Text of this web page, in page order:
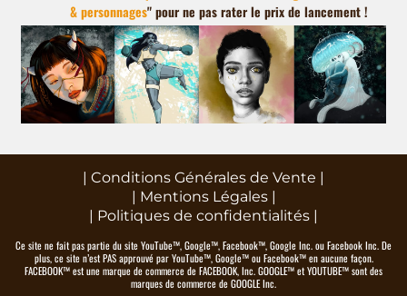
& personnages" pour ne pas rater le prix de lancement !
| Conditions Générales de Vente |
| Mentions Légales|
| Politiques de confidentialités |
Ce site ne fait pas partie du site YouTube™, Google™, Facebook™, Google Inc. ou Facebook Inc. De
plus, ce site n’est PAS approuvé par YouTube™, Google™ ou Facebook™ en aucune façon.
FACEBOOK™ est une marque de commerce de FACEBOOK, Inc. GOOGLE™ et YOUTUBE™ sont des
marques de commerce de GOOGLE Inc.